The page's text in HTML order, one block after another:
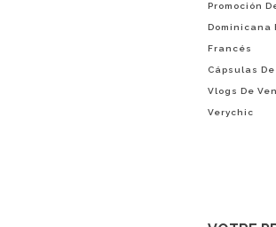
Promoción
Dominicana
Francés
Cápsulas
Vlogs De
Verychic